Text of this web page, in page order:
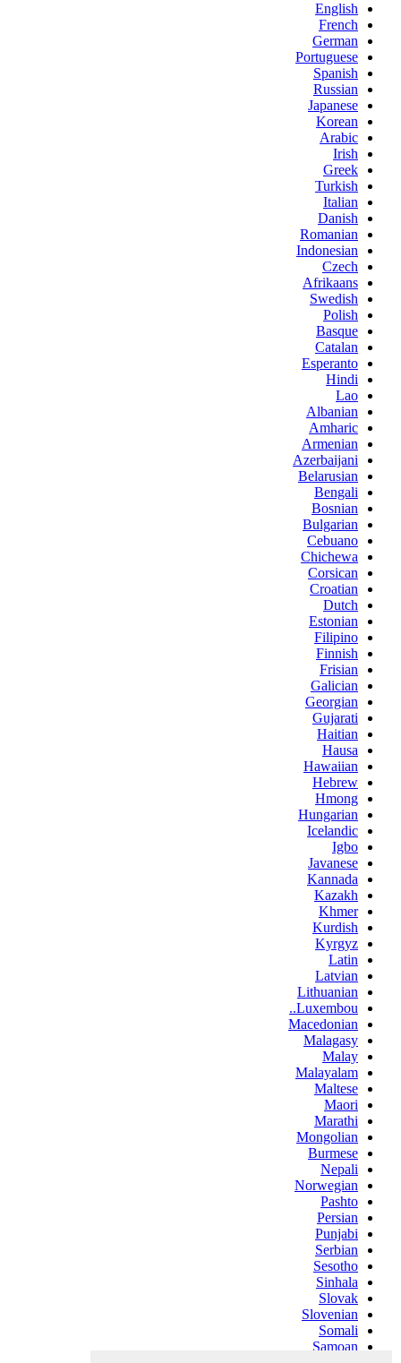
English
French
German
Portuguese
Spanish
Russian
Japanese
Korean
Arabic
Irish
Greek
Turkish
Italian
Danish
Romanian
Indonesian
Czech
Afrikaans
Swedish
Polish
Basque
Catalan
Esperanto
Hindi
Lao
Albanian
Amharic
Armenian
Azerbaijani
Belarusian
Bengali
Bosnian
Bulgarian
Cebuano
Chichewa
Corsican
Croatian
Dutch
Estonian
Filipino
Finnish
Frisian
Galician
Georgian
Gujarati
Haitian
Hausa
Hawaiian
Hebrew
Hmong
Hungarian
Icelandic
Igbo
Javanese
Kannada
Kazakh
Khmer
Kurdish
Kyrgyz
Latin
Latvian
Lithuanian
Luxembou..
Macedonian
Malagasy
Malay
Malayalam
Maltese
Maori
Marathi
Mongolian
Burmese
Nepali
Norwegian
Pashto
Persian
Punjabi
Serbian
Sesotho
Sinhala
Slovak
Slovenian
Somali
Samoan